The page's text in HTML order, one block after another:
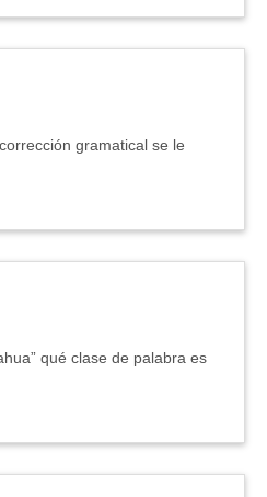
gramatical se le
qué clase de palabra es